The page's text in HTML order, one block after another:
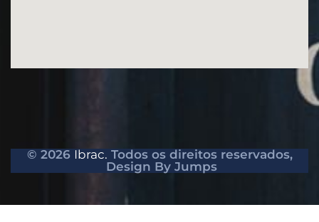
© 2026 Ibrac. Todos os direitos reservados,
Design By Jumps